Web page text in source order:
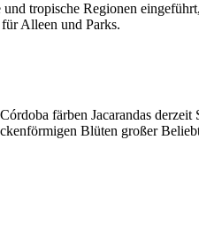
tropische Regionen
Alleen und Parks.
färben Jacarandas
Blüten großer